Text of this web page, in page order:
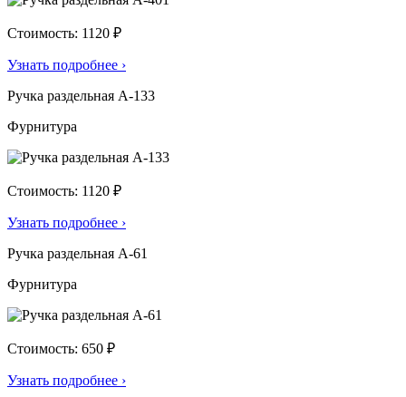
Стоимость: 1120 ₽
Узнать подробнее ›
Ручка раздельная А-133
Фурнитура
Стоимость: 1120 ₽
Узнать подробнее ›
Ручка раздельная А-61
Фурнитура
Стоимость: 650 ₽
Узнать подробнее ›